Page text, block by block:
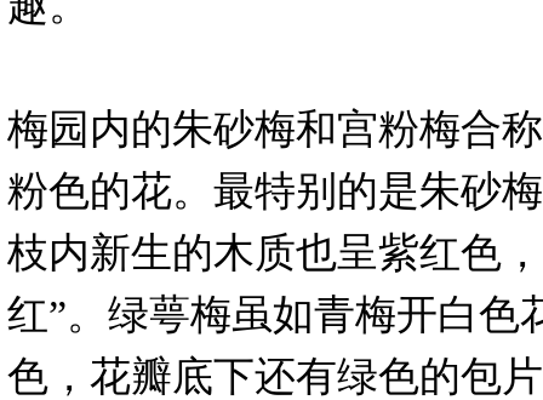
梅园内的朱砂梅和宫粉梅合
粉色的花。最特别的是朱砂
枝内新生的木质也呈紫红色
红”。绿萼梅虽如青梅开白色
色，花瓣底下还有绿色的包